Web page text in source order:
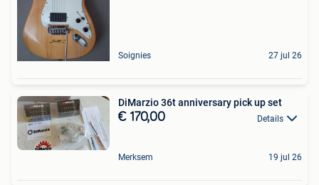
Soignies 27 jul 26
DiMarzio 36t anniversary pick up set
€ 170,00 Details
Merksem 19 jul 26